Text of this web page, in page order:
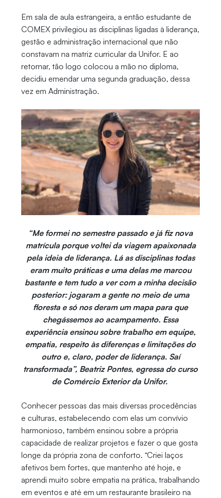
Em sala de aula estrangeira, a então estudante de
COMEX privilegiou as disciplinas ligadas à liderança,
gestão e administração internacional que não
constavam na matriz curricular da Unifor. E ao
retornar, tão logo colocou a mão no diploma,
decidiu emendar uma segunda graduação, dessa
vez em Administração.
“Me formei no semestre passado e já fiz nova
matrícula porque voltei da viagem apaixonada
pela ideia de liderança. Lá as disciplinas todas
eram muito práticas e uma delas me marcou
bastante e tem tudo a ver com a minha decisão
posterior: jogaram a gente no meio de uma
floresta e só nos deram um mapa para que
chegássemos ao acampamento. Essa
experiência ensinou sobre trabalho em equipe,
empatia, respeito às diferenças e limitações do
outro e, claro, poder de liderança. Saí
transformada”, Beatriz Pontes, egressa do curso
de Comércio Exterior da Unifor.
Conhecer pessoas das mais diversas procedências
e culturas, estabelecendo com elas um convívio
harmonioso, também ensinou sobre a própria
capacidade de realizar projetos e fazer o que gosta
longe da própria zona de conforto. “Criei laços
afetivos bem fortes, que mantenho até hoje, e
aprendi muito sobre empatia na prática, trabalhando
em eventos e até em um restaurante brasileiro na